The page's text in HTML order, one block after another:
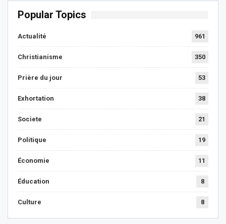
Popular Topics
Actualité 961
Christianisme 350
Prière du jour 53
Exhortation 38
Societe 21
Politique 19
Économie 11
Éducation 8
Culture 8